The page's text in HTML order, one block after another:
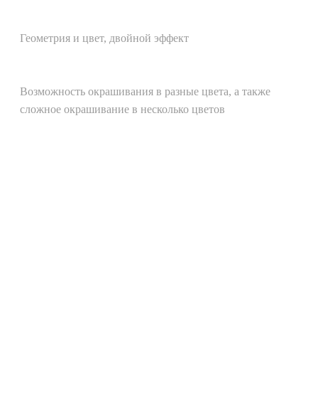
Геометрия и цвет, двойной эффект
Возможность окрашивания в разные цвета, а также
сложное окрашивание в несколько цветов